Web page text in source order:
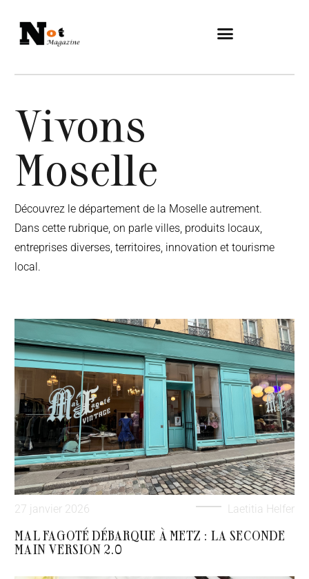
Vivons
Moselle
Découvrez le département de la Moselle autrement.
Dans cette rubrique, on parle villes, produits locaux,
entreprises diverses, territoires, innovation et tourisme
local.
27 janvier 2026 Laetitia Helfer
MAL FAGOTÉ DÉBARQUE À METZ : LA SECONDE
MAIN VERSION 2.0